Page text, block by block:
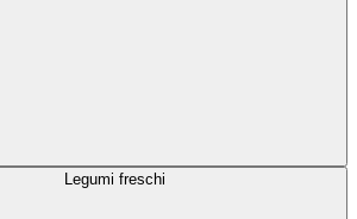
Legumi freschi